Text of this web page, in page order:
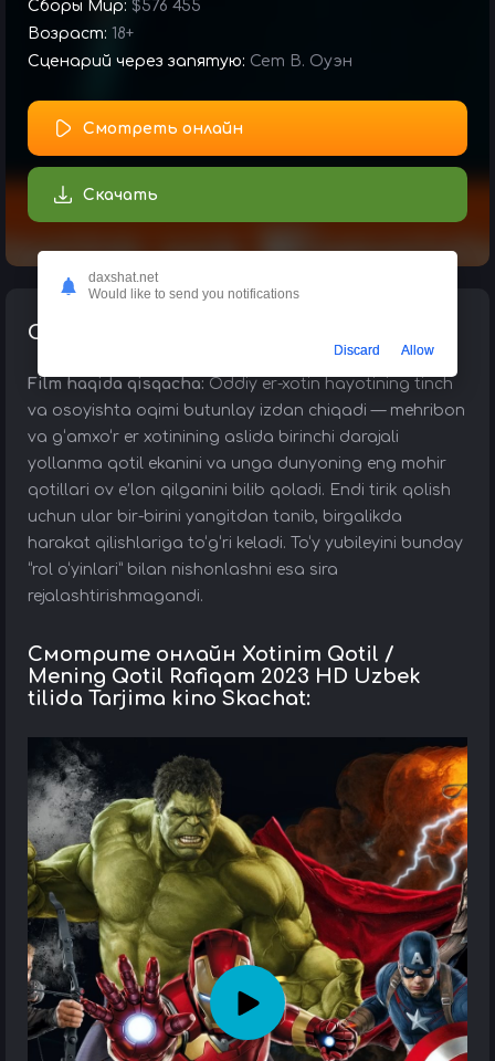
Сборы Мир: $576 455
Возраст: 18+
Сценарий через запятую: Сет В. Оуэн
Смотреть онлайн
Скачать
Описание о чём фильм:
Film haqida qisqacha: Oddiy er-xotin hayotining tinch
va osoyishta oqimi butunlay izdan chiqadi — mehribon
va g‘amxo‘r er xotinining aslida birinchi darajali
yollanma qotil ekanini va unga dunyoning eng mohir
qotillari ov e’lon qilganini bilib qoladi. Endi tirik qolish
uchun ular bir-birini yangitdan tanib, birgalikda
harakat qilishlariga to‘g‘ri keladi. To‘y yubileyini bunday
“rol o‘yinlari” bilan nishonlashni esa sira
rejalashtirishmagandi.
Смотрите онлайн Xotinim Qotil /
Mening Qotil Rafiqam 2023 HD Uzbek
tilida Tarjima kino Skachat:
daxshat.net
Would like to send you notifications
Discard Allow